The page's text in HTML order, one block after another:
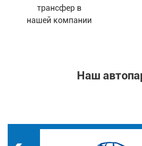
трансфер в
нашей компании
Наш